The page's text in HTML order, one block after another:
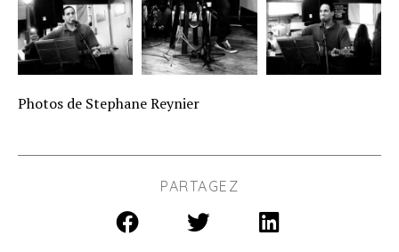
Photos de Stephane Reynier
PARTAGEZ